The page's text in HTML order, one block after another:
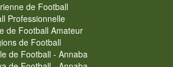
de Football
Professionnelle
de Football Amateur
de Football
de Football - Annaba